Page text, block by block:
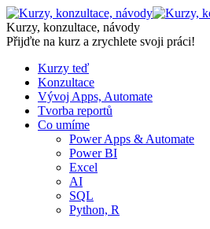
Skip
to
content
Kurzy, konzultace, návody
Přijďte na kurz a zrychlete svoji práci!
Kurzy teď
Konzultace
Vývoj Apps, Automate
Tvorba reportů
Co umíme
Power Apps & Automate
Power BI
Excel
AI
SQL
Python, R